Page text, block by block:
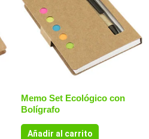
Memo Set Ecológico con
Bolígrafo
Añadir al carrito